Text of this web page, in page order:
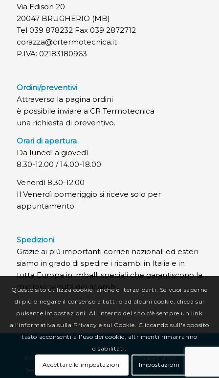
Via Edison 20
20047 BRUGHERIO (MB)
Tel 039 878232 Fax 039 2872712
corazza@crtermotecnica.it
P.IVA: 02183180963
Ordini/preventivi
Attraverso la pagina ordini
è possibile inviare a CR Termotecnica
una richiesta di preventivo.
Orari di apertura
Da lunedì a giovedì
8.30-12.00 / 14.00-18.00
Venerdì 8,30-12.00
Il Venerdì pomeriggio si riceve solo per
appuntamento
Spedizioni
Grazie ai più importanti corrieri nazionali ed esteri
siamo in grado di spedire i ricambi in Italia e in
tutta Europa in imballi speciali che garantiscono la
migliore tenuta dei ricambi.
© Copyright CR Termotecnica Srl | Privacy e Cookie Policy |
Realizzazione sito web
Questo sito utilizza cookie, anche di terze parti. Se vuoi saperne
di più o negare il consenso a tutti o ad alcuni cookie, clicca sul
pulsante Impostazioni. All'interno del sito c'è sempre un link
all'informativa sulla Privacy e sui Cookie. Cliccando sull'apposito
tasto acconsenti all'uso dei cookie, altrimenti rimarranno
disabilitati.
Accettare le impostazioni Impostazioni